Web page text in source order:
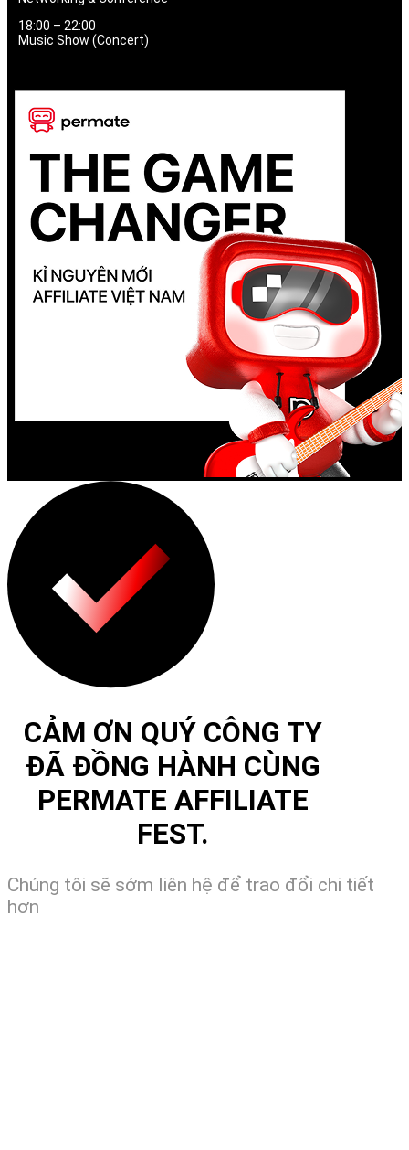
18:00 – 22:00
Music Show (Concert)
CẢM ƠN QUÝ CÔNG TY
ĐÃ ĐỒNG HÀNH CÙNG
PERMATE AFFILIATE
FEST.
Chúng tôi sẽ sớm liên hệ để trao đổi chi tiết
hơn